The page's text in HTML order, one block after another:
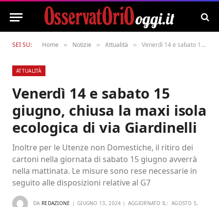
SEI SU: Home » Notizie » Attualità » Venerdì 14 e sabato 15 giugno, chiusa la maxi isola ecologica di via Giardinelli
ATTUALITÀ
Venerdì 14 e sabato 15
giugno, chiusa la maxi isola
ecologica di via Giardinelli
Inoltre per le Utenze non Domestiche, il ritiro dei
cartoni nella giornata di sabato 15 giugno avverrà
nella mattinata. Le misure sono rese necessarie in
seguito alle disposizioni relative al G7
DA REDAZIONE GIUGNO 13, 2024 AGGIORNATO IL: AGOSTO 5,